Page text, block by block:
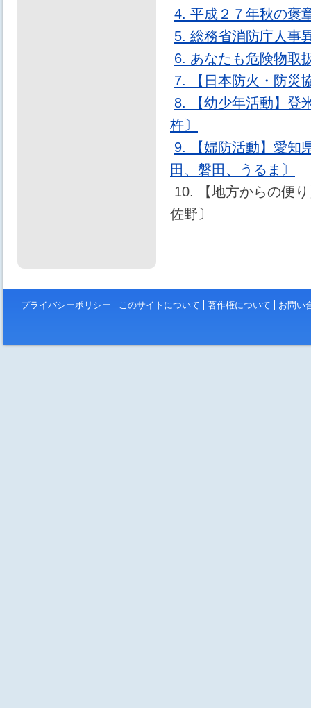
4. 平成２７年秋の褒
5. 総務省消防庁人事
6. あなたも危険物取
7. 【日本防火・防災
8. 【幼少年活動】登
杵〕
9. 【婦防活動】愛知
田、磐田、うるま〕
10. 【地方からの便
佐野〕
プライバシーポリシー このサイトについて 著作権について お問い